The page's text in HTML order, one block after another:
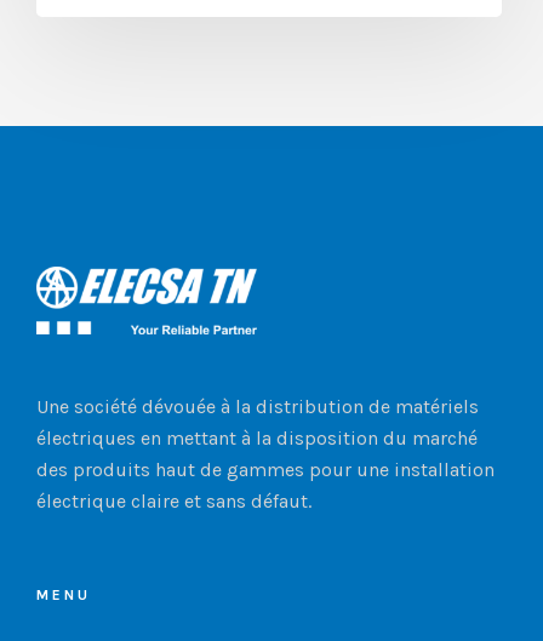
Une société dévouée à la distribution de matériels
électriques en mettant à la disposition du marché
des produits haut de gammes pour une installation
électrique claire et sans défaut.
MENU